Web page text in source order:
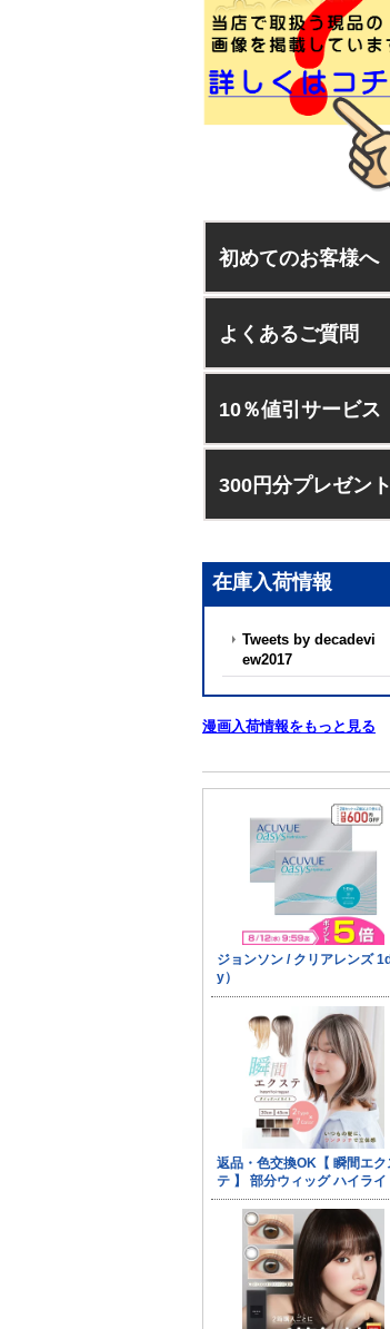
初めてのお客様へ
よくあるご質問
10％値引サービス
300円分プレゼント
在庫入荷情報
Tweets by decadevi
ew2017
漫画入荷情報をもっと見る